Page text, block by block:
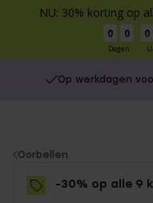
NU: 30% korting op
0 0
Dagen
0
Op werkdagen
You
are
here:
Oorbellen
-30% op alle 9